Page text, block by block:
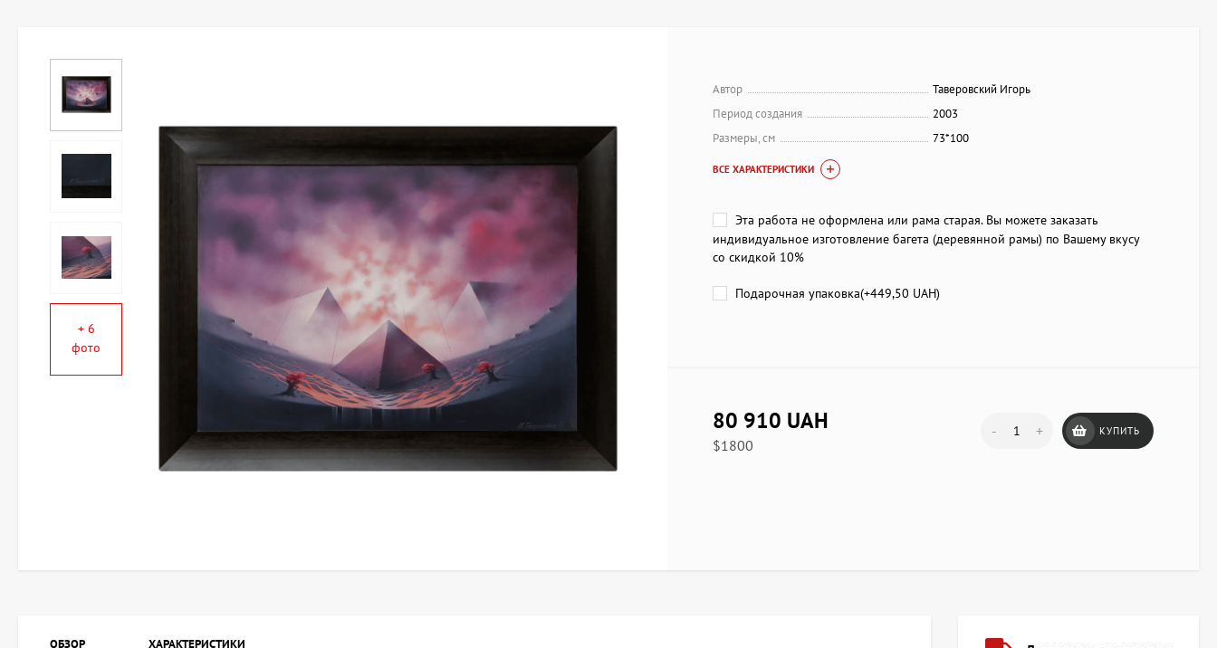
+ 6
фото
Автор
Таверовский Игорь
Период создания
2003
Размеры, см
73*100
ВСЕ ХАРАКТЕРИСТИКИ
Эта работа не оформлена или рама старая. Вы можете заказать
индивидуальное изготовление багета (деревянной рамы) по Вашему вкусу
со скидкой 10%
Подарочная упаковка(+449,50 UAH)
80 910 UAH
$1800
- + КУПИТЬ
ОБЗОР ХАРАКТЕРИСТИКИ